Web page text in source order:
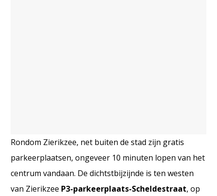
Rondom Zierikzee, net buiten de stad zijn gratis
parkeerplaatsen, ongeveer 10 minuten lopen van het
centrum vandaan. De dichtstbijzijnde is ten westen
van Zierikzee P3-parkeerplaats-Scheldestraat, op